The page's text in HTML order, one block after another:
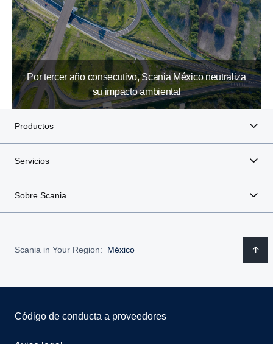
Por tercer año consecutivo, Scania México neutraliza
su impacto ambiental
Productos
Servicios
Sobre Scania
Scania in Your Region: México
Código de conducta a proveedores